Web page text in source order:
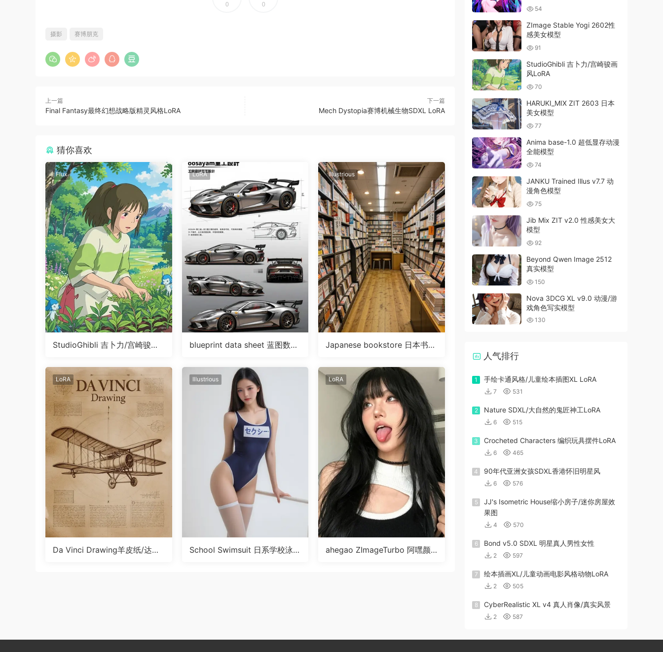
0 0
摄影 赛博朋克
上一篇
Final Fantasy最终幻想战略版精灵风格LoRA
下一篇
Mech Dystopia赛博机械生物SDXL LoRA
猜你喜欢
Flux
StudioGhibli 吉卜力/宫崎骏画
LoRA
blueprint data sheet 蓝图数据
Illustrious
Japanese bookstore 日本书店
LoRA
Da Vinci Drawing羊皮纸/达芬
Illustrious
School Swimsuit 日系学校泳装
LoRA
ahegao ZImageTurbo 阿嘿颜
54
ZImage Stable Yogi 2602性
感美女模型
91
StudioGhibli 吉卜力/宫崎骏画
风LoRA
70
HARUKI_MIX ZIT 2603 日本
美女模型
77
Anima base-1.0 超低显存动漫
全能模型
74
JANKU Trained Illus v7.7 动
漫角色模型
75
Jib Mix ZIT v2.0 性感美女大
模型
92
Beyond Qwen Image 2512
真实模型
150
Nova 3DCG XL v9.0 动漫/游
戏角色写实模型
130
人气排行
1 手绘卡通风格/儿童绘本插图XL LoRA
7 531
2 Nature SDXL/大自然的鬼匠神工LoRA
6 515
3 Crocheted Characters 编织玩具摆件LoRA
6 465
4 90年代亚洲女孩SDXL香港怀旧明星风
6 576
5
JJ's Isometric House缩小房子/迷你房屋效
果图
4 570
6 Bond v5.0 SDXL 明星真人男性女性
2 597
7 绘本插画XL/儿童动画电影风格动物LoRA
2 505
8 CyberRealistic XL v4 真人肖像/真实风景
2 587